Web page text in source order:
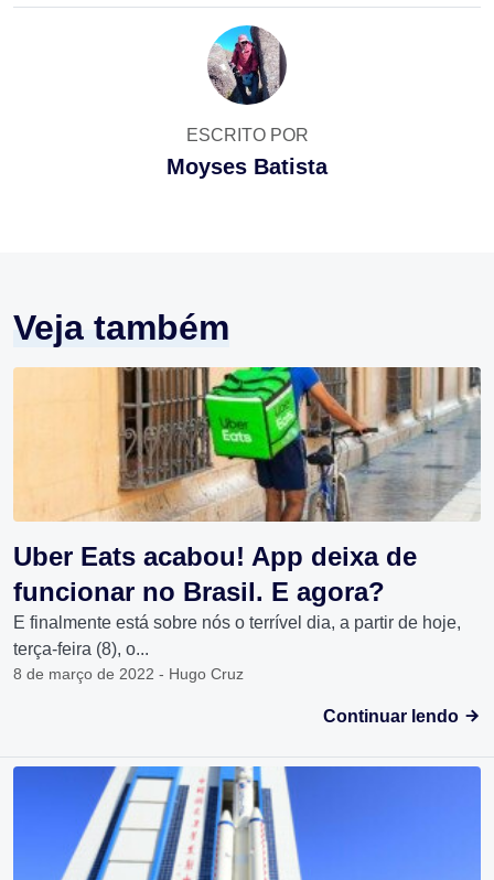
ESCRITO POR
Moyses Batista
Veja também
Uber Eats acabou! App deixa de
funcionar no Brasil. E agora?
E finalmente está sobre nós o terrível dia, a partir de hoje,
terça-feira (8), o...
8 de março de 2022 - Hugo Cruz
Continuar lendo